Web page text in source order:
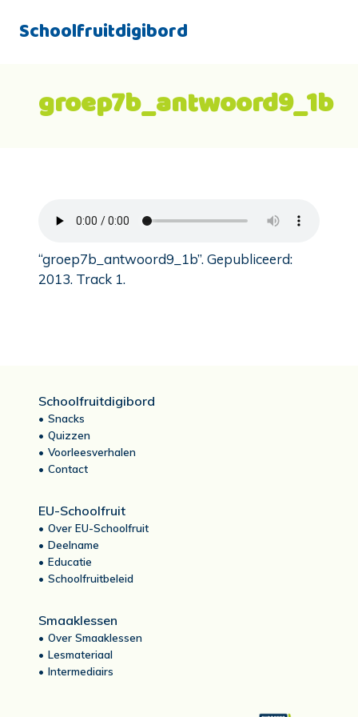
Schoolfruitdigibord
groep7b_antwoord9_1b
“groep7b_antwoord9_1b”. Gepubliceerd:
2013. Track 1.
Schoolfruitdigibord
Snacks
Quizzen
Voorleesverhalen
Contact
EU-Schoolfruit
Over EU-Schoolfruit
Deelname
Educatie
Schoolfruitbeleid
Smaaklessen
Over Smaaklessen
Lesmateriaal
Intermediairs